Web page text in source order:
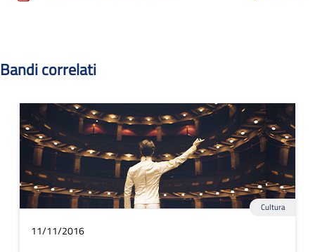
Bandi correlati
Cultura
11/11/2016